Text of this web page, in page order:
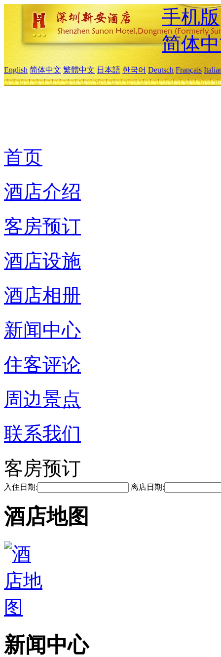
手机版
简体
English 简体中文 繁體中文 日本語 한국어 Deutsch Français
首页
酒店介绍
客房预订
酒店设施
酒店相册
新闻中心
住客评论
周边景点
联系我们
客房预订
入住日期: 离店日期:
酒店地图
新闻中心